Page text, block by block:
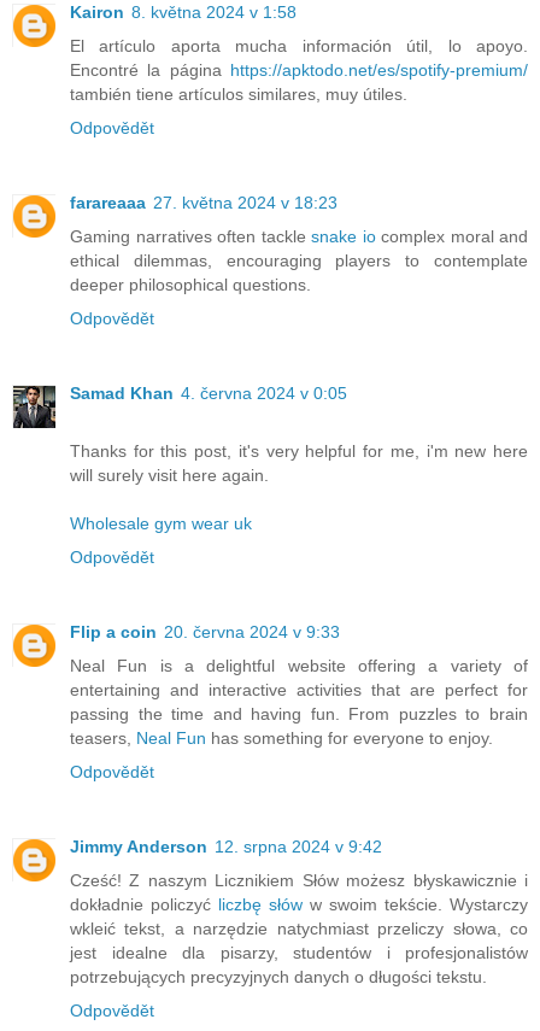
Kairon 8. května 2024 v 1:58
El artículo aporta mucha información útil, lo apoyo.
Encontré la página https://apktodo.net/es/spotify-premium/
también tiene artículos similares, muy útiles.
Odpovědět
farareaaa 27. května 2024 v 18:23
Gaming narratives often tackle snake iocomplex moral and
ethical dilemmas, encouraging players to contemplate
deeper philosophical questions.
Odpovědět
Samad Khan 4. června 2024 v 0:05
Thanks for this post, it's very helpful for me, i'm new here
will surely visit here again.
Wholesale gym wear uk
Odpovědět
Flip a coin 20. června 2024 v 9:33
Neal Fun is a delightful website offering a variety of
entertaining and interactive activities that are perfect for
passing the time and having fun. From puzzles to brain
teasers, Neal Fun has something for everyone to enjoy.
Odpovědět
Jimmy Anderson 12. srpna 2024 v 9:42
Cześć! Z naszym Licznikiem Słów możesz błyskawicznie i
dokładnie policzyć liczbę słów w swoim tekście. Wystarczy
wkleić tekst, a narzędzie natychmiast przeliczy słowa, co
jest idealne dla pisarzy, studentów i profesjonalistów
potrzebujących precyzyjnych danych o długości tekstu.
Odpovědět